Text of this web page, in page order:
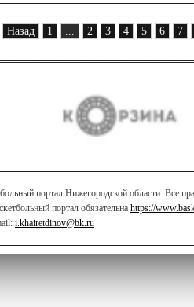
Назад 1 ... 2 3 4 5 6 7
портал Нижегородской области. Все
портал обязательна https://
i.khairetdinov@bk.ru